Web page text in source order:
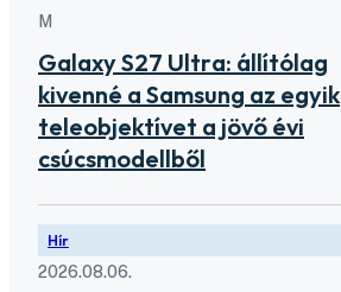
M
Galaxy S27 Ultra: állítólag
kivenné a Samsung az egyik
teleobjektívet a jövő évi
csúcsmodellből
Hír
2026.08.06.